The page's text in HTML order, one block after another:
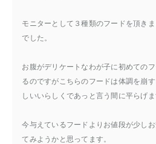
モニターとして３種類のフードを頂き
でした。
お腹がデリケートなわが子に初めての
るのですがこちらのフードは体調を崩
しいいらしくであっと言う間に平らげま
今与えているフードよりお値段が少し
てみようかと思ってます。